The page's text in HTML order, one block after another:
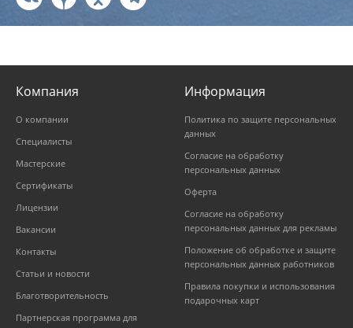
Компания
О компании
Специалисты
Мастерские
Сертификаты
Лицензии
Вакансии
Контакты
Статьи и новости
Благотворительность
Партнерская программа для
Информация
Политика по защите персональных
данных
Согласие на обработку
персональных данных
Оферта
Согласие на обработку
персональных данных для рекламы
Положение об обработке и защите
персональных данных работников
Правила покупки и использования
подарочных карт